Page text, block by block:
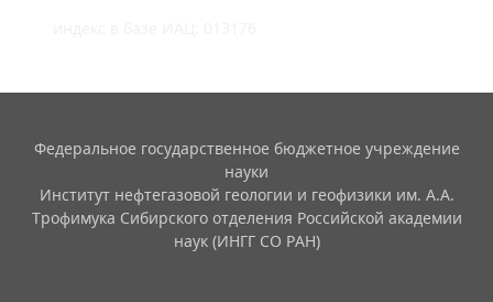
Федеральное государственное бюджетное учреждение
науки
Институт нефтегазовой геологии и геофизики им. А.А.
Трофимука Сибирского отделения Российской академии
наук (ИНГГ СО РАН)